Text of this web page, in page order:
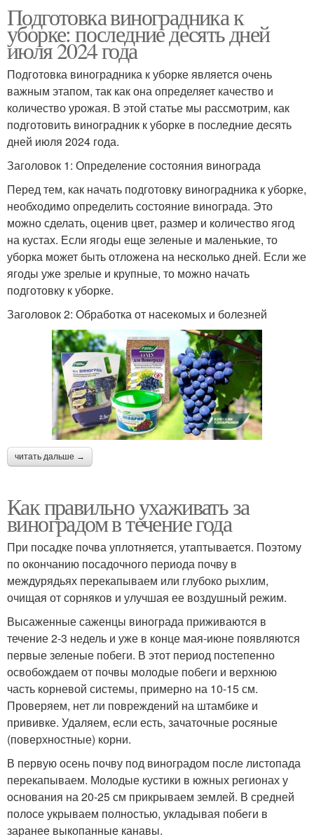
Подготовка виноградника к
уборке: последние десять дней
июля 2024 года
Подготовка виноградника к уборке является очень
важным этапом, так как она определяет качество и
количество урожая. В этой статье мы рассмотрим, как
подготовить виноградник к уборке в последние десять
дней июля 2024 года.
Заголовок 1: Определение состояния винограда
Перед тем, как начать подготовку виноградника к уборке,
необходимо определить состояние винограда. Это
можно сделать, оценив цвет, размер и количество ягод
на кустах. Если ягоды еще зеленые и маленькие, то
уборка может быть отложена на несколько дней. Если же
ягоды уже зрелые и крупные, то можно начать
подготовку к уборке.
Заголовок 2: Обработка от насекомых и болезней
читать дальше →
Как правильно ухаживать за
виноградом в течение года
При посадке почва уплотняется, утаптывается. Поэтому
по окончанию посадочного периода почву в
междурядьях перекапываем или глубоко рыхлим,
очищая от сорняков и улучшая ее воздушный режим.
Высаженные саженцы винограда приживаются в
течение 2-3 недель и уже в конце мая-июне появляются
первые зеленые побеги. В этот период постепенно
освобождаем от почвы молодые побеги и верхнюю
часть корневой системы, примерно на 10-15 см.
Проверяем, нет ли повреждений на штамбике и
прививке. Удаляем, если есть, зачаточные росяные
(поверхностные) корни.
В первую осень почву под виноградом после листопада
перекапываем. Молодые кустики в южных регионах у
основания на 20-25 см прикрываем землей. В средней
полосе укрываем полностью, укладывая побеги в
заранее выкопанные канавы.